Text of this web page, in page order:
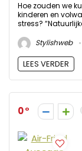
Hoe zouden we
kinderen en
stress?
Stylishweb
LEES VERDER
0